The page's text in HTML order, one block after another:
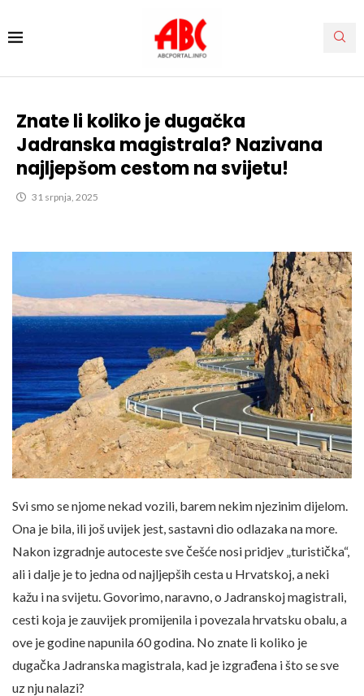
Znate li koliko je dugačka
Jadranska magistrala? Nazivana
najljepšom cestom na svijetu!
31 srpnja, 2025
Svi smo se njome nekad vozili, barem nekim njezinim dijelom.
Ona je bila, ili još uvijek jest, sastavni dio odlazaka na more.
Nakon izgradnje autoceste sve češće nosi pridjev „turistička“,
ali i dalje je to jedna od najljepših cesta u Hrvatskoj, a neki
kažu i na svijetu. Govorimo, naravno, o Jadranskoj magistrali,
cesti koja je zauvijek promijenila i povezala hrvatsku obalu, a
ove je godine napunila 60 godina. No znate li koliko je
dugačka Jadranska magistrala, kad je izgrađena i što se sve
uz nju nalazi?